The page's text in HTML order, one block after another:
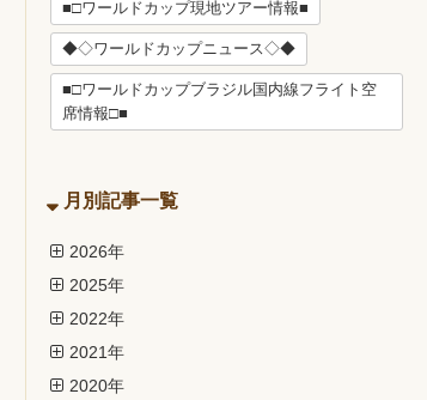
■□ワールドカップ現地ツアー情報■
◆◇ワールドカップニュース◇◆
■□ワールドカップブラジル国内線フライト空
席情報□■
月別記事一覧
2026年
2025年
2022年
2021年
2020年